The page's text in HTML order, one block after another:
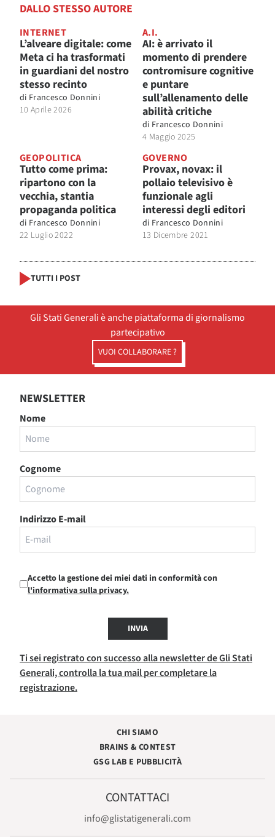
DALLO STESSO AUTORE
INTERNET
L’alveare digitale: come
Meta ci ha trasformati
in guardiani del nostro
stesso recinto
di Francesco Donnini
10 Aprile 2026
A.I.
AI: è arrivato il
momento di prendere
contromisure cognitive
e puntare
sull’allenamento delle
abilità critiche
di Francesco Donnini
4 Maggio 2025
GEOPOLITICA
Tutto come prima:
ripartono con la
vecchia, stantia
propaganda politica
di Francesco Donnini
22 Luglio 2022
GOVERNO
Provax, novax: il
pollaio televisivo è
funzionale agli
interessi degli editori
di Francesco Donnini
13 Dicembre 2021
TUTTI I POST
Gli Stati Generali è anche piattaforma di giornalismo
partecipativo
VUOI COLLABORARE ?
NEWSLETTER
Nome
Cognome
Indirizzo E-mail
Accetto la gestione dei miei dati in conformità con
l'informativa sulla privacy.
INVIA
Ti sei registrato con successo alla newsletter de Gli Stati
Generali, controlla la tua mail per completare la
registrazione.
CHI SIAMO
BRAINS & CONTEST
GSG LAB E PUBBLICITÀ
CONTATTACI
info@glistatigenerali.com